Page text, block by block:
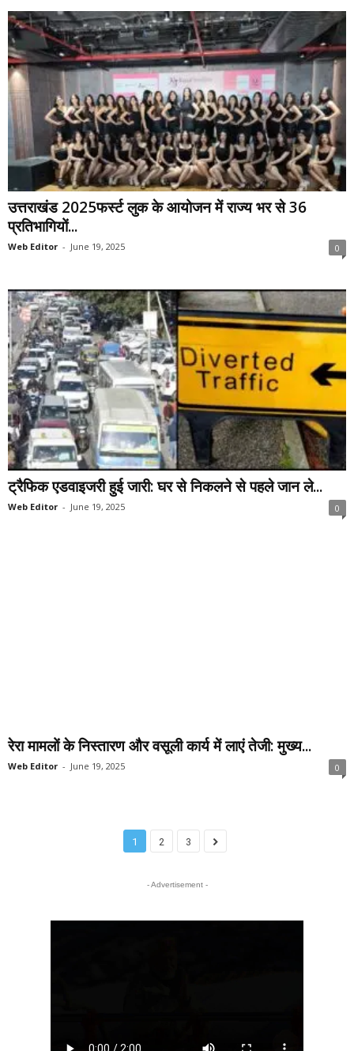
उत्तराखंड 2025फर्स्ट लुक के आयोजन में राज्य भर से 36
प्रतिभागियों...
Web Editor - June 19, 2025 0
ट्रैफिक एडवाइजरी हुई जारी: घर से निकलने से पहले जान ले...
Web Editor - June 19, 2025 0
रेरा मामलों के निस्तारण और वसूली कार्य में लाएं तेजी: मुख्य...
Web Editor - June 19, 2025 0
1 2 3
- Advertisement -